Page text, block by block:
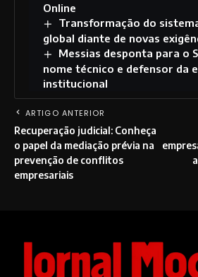
Online
Transformação do
global diante de novas
Messias desponta para o
nome técnico e defensor da
institucional
ARTIGO ANTERIOR
Recuperação judicial: Conheça
o papel da mediação prévia na
prevenção de conflitos
empresariais